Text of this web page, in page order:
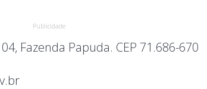
Publicidade
Fazenda Papuda. CEP 71.686-670